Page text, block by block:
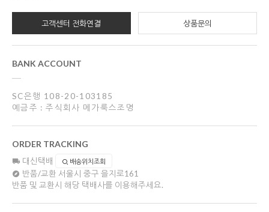
고객센터 전화연결 상품문의
BANK ACCOUNT
SC은행 108-20-103185
예금주 : 주식회사 메가룩스조명
ORDER TRACKING
대신택배 배송위치조회
반품/교환 서울시 중구 을지로161
반품 및 교환시 해당 택배사를 이용해주세요.